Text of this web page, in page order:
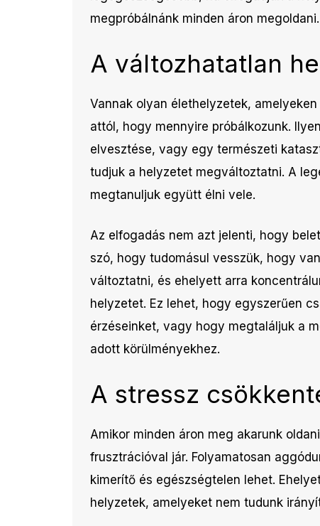
megpróbálnánk minden áron megoldani.
A változhatatlan
Vannak olyan élethelyzetek,
attól, hogy mennyire próbálkozunk.
elvesztése, vagy egy természeti
tudjuk a helyzetet megváltoztatni. A
megtanuljuk együtt élni vele.
Az elfogadás nem azt jelenti, hogy
szó, hogy tudomásul vesszük, hogy
változtatni, és ehelyett arra
helyzetet. Ez lehet, hogy egyszerűen
érzéseinket, vagy hogy megtaláljuk a
adott körülményekhez.
A stressz
Amikor minden áron meg akarunk
frusztrációval jár. Folyamatosan
kimerítő és egészségtelen lehet.
helyzetek, amelyeket nem tudunk